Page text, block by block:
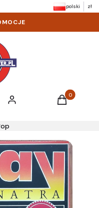
polski zł
Zaloguj się Produkty w
Koszyk